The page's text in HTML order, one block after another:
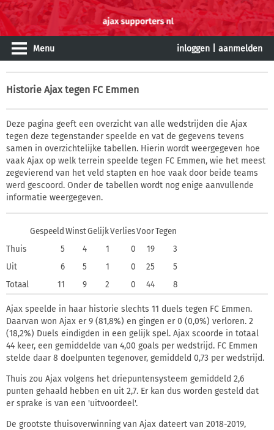
Menu inloggen aanmelden
Historie Ajax tegen FC Emmen
Deze pagina geeft een overzicht van alle wedstrijden die Ajax
tegen deze tegenstander speelde en vat de gegevens tevens
samen in overzichtelijke tabellen. Hierin wordt weergegeven hoe
vaak Ajax op welk terrein speelde tegen FC Emmen, wie het meest
zegevierend van het veld stapten en hoe vaak door beide teams
werd gescoord. Onder de tabellen wordt nog enige aanvullende
informatie weergegeven.
Gespeeld WinstGelijkVerliesVoorTegen
Thuis
5 4 1 0 19
3
Uit
6 5 1 0 25
5
Totaal
11 9 2 0 44 8
Ajax speelde in haar historie slechts 11 duels tegen FC Emmen.
Daarvan won Ajax er 9 (81,8%) en gingen er 0 (0,0%) verloren. 2
(18,2%) Duels eindigden in een gelijk spel. Ajax scoorde in totaal
44 keer, een gemiddelde van 4,00 goals per wedstrijd. FC Emmen
stelde daar 8 doelpunten tegenover, gemiddeld 0,73 per wedstrijd.
Thuis zou Ajax volgens het driepuntensysteem gemiddeld 2,6
punten gehaald hebben en uit 2,7. Er kan dus worden gesteld dat
er sprake is van een 'uitvoordeel'.
De grootste thuisoverwinning van Ajax dateert van 2018-2019,